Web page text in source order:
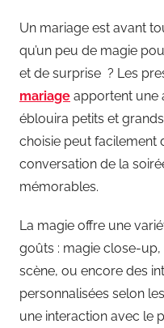
Un mariage est avant
qu’un peu de magie
et de surprise ? Les
mariage apportent une
éblouira petits et
choisie peut facilement
conversation de la
mémorables.
La magie offre une
goûts : magie close-
scène, ou encore des
personnalisées selon
une interaction avec le